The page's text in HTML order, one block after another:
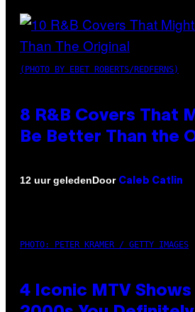
(PHOTO BY EBET ROBERTS/REDFERNS)
8 R&B Covers That
Be Better Than the
12 uur geledenDoor Caleb Catlin
PHOTO: PETER KRAMER / GETTY IMAGES
4 Iconic MTV